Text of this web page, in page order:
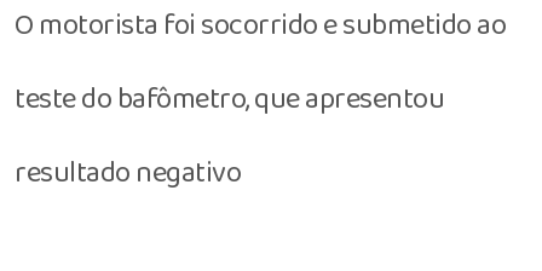
O motorista foi socorrido e submetido ao
teste do bafômetro, que apresentou
resultado negativo